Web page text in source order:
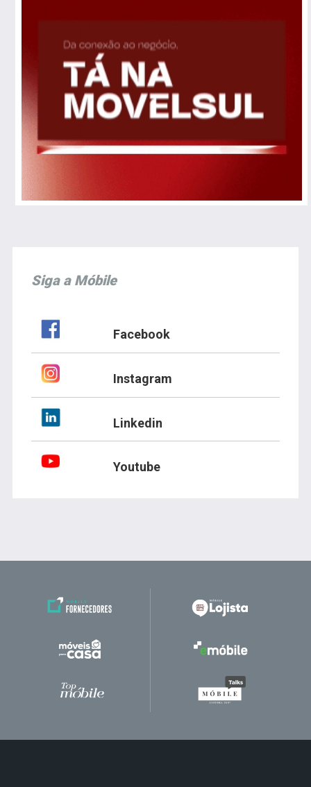
Siga a Móbile
Facebook
Instagram
Linkedin
Youtube